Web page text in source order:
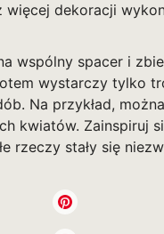
więcej dekoracji
wspólny spacer i
wystarczy tylko
Na przykład,
kwiatów. Zainspiruj
rzeczy stały się